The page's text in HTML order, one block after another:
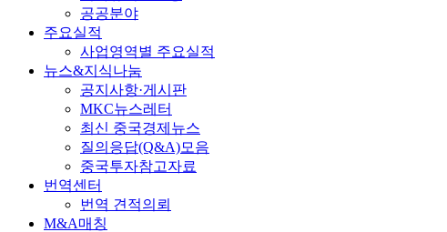
공공분야
주요실적
사업영역별 주요실적
뉴스&지식나눔
공지사항·게시판
MKC뉴스레터
최신 중국경제뉴스
질의응답(Q&A)모음
중국투자참고자료
번역센터
번역 견적의뢰
M&A매칭